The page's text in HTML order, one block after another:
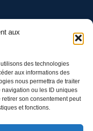
aux
des technologies
aux informations des
nous permettra de traiter
ou les ID uniques
son consentement peut
et fonctions.
Landi SA
90